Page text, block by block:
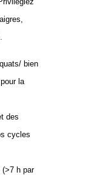
bien
la
des
cycles
h par